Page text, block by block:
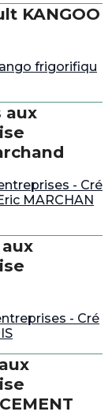
KANGOO
frigorifiqu
aux
- Cré
MARCHAN
- Cré